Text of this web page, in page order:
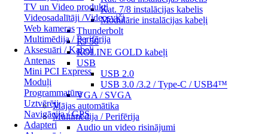
TV un Video produkti
Videosadalītāji /Videosviči
Web kameras
Multimēdija / Perifērija
Aksesuāri / Kabeļi
Antenas
Mini PCI Express
Moduļi
Programmatūra
Uztvērēji
Navigācija / GPS
Adapteri
Kat. 7/8 instalācijas kabelis
Modulārie instalācijas kabeļi
Thunderbolt
RJ 50
ROLINE GOLD kabeļi
USB
USB 2.0
USB 3.0 /3.2 / Type-C / USB4™
VGA / SVGA
Mājas automātika
Multimēdija / Perifērija
Audio un video risinājumi